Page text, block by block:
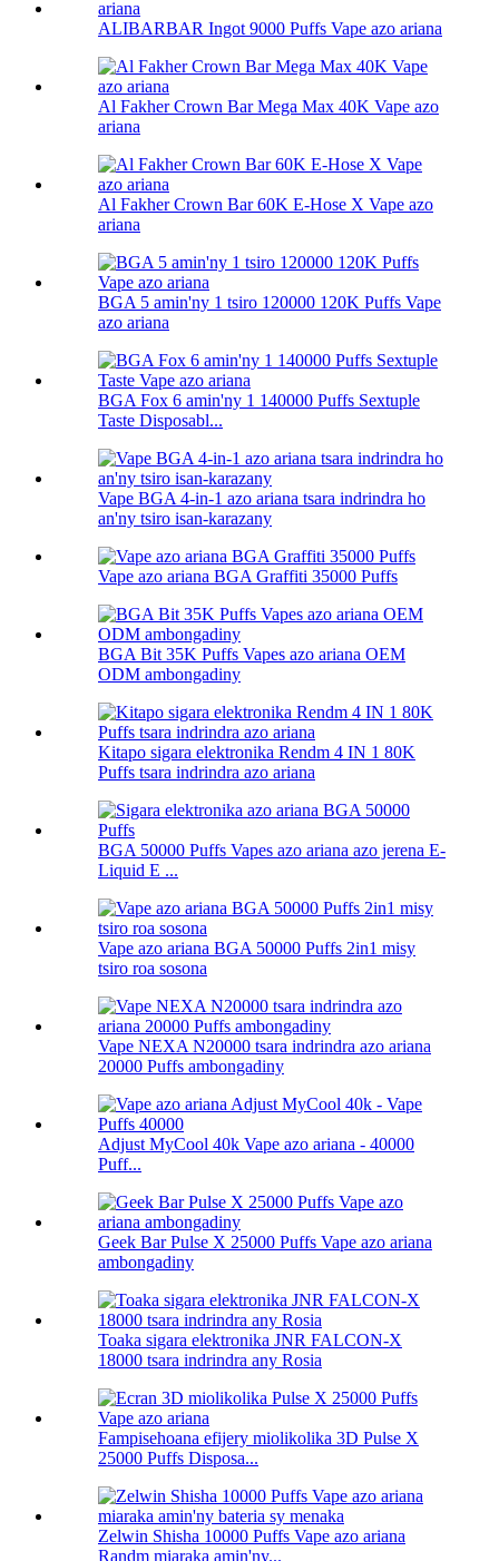
ALIBARBAR Ingot 9000 Puffs Vape azo ariana
Al Fakher Crown Bar Mega Max 40K Vape azo
ariana
Al Fakher Crown Bar 60K E-Hose X Vape azo
ariana
BGA 5 amin'ny 1 tsiro 120000 120K Puffs Vape
azo ariana
BGA Fox 6 amin'ny 1 140000 Puffs Sextuple
Taste Disposabl...
Vape BGA 4-in-1 azo ariana tsara indrindra ho
an'ny tsiro isan-karazany
Vape azo ariana BGA Graffiti 35000 Puffs
BGA Bit 35K Puffs Vapes azo ariana OEM
ODM ambongadiny
Kitapo sigara elektronika Rendm 4 IN 1 80K
Puffs tsara indrindra azo ariana
BGA 50000 Puffs Vapes azo ariana azo jerena E-
Liquid E ...
Vape azo ariana BGA 50000 Puffs 2in1 misy
tsiro roa sosona
Vape NEXA N20000 tsara indrindra azo ariana
20000 Puffs ambongadiny
Adjust MyCool 40k Vape azo ariana - 40000
Puff...
Geek Bar Pulse X 25000 Puffs Vape azo ariana
ambongadiny
Toaka sigara elektronika JNR FALCON-X
18000 tsara indrindra any Rosia
Fampisehoana efijery miolikolika 3D Pulse X
25000 Puffs Disposa...
Zelwin Shisha 10000 Puffs Vape azo ariana
Randm miaraka amin'ny...